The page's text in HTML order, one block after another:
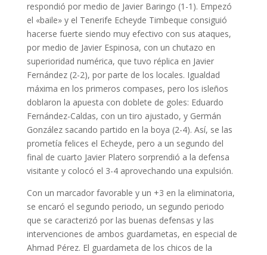
respondió por medio de Javier Baringo (1-1). Empezó
el «baile» y el Tenerife Echeyde Timbeque consiguió
hacerse fuerte siendo muy efectivo con sus ataques,
por medio de Javier Espinosa, con un chutazo en
superioridad numérica, que tuvo réplica en Javier
Fernández (2-2), por parte de los locales. Igualdad
máxima en los primeros compases, pero los isleños
doblaron la apuesta con doblete de goles: Eduardo
Fernández-Caldas, con un tiro ajustado, y Germán
González sacando partido en la boya (2-4). Así, se las
prometía felices el Echeyde, pero a un segundo del
final de cuarto Javier Platero sorprendió a la defensa
visitante y colocó el 3-4 aprovechando una expulsión.
Con un marcador favorable y un +3 en la eliminatoria,
se encaró el segundo periodo, un segundo periodo
que se caracterizó por las buenas defensas y las
intervenciones de ambos guardametas, en especial de
Ahmad Pérez. El guardameta de los chicos de la